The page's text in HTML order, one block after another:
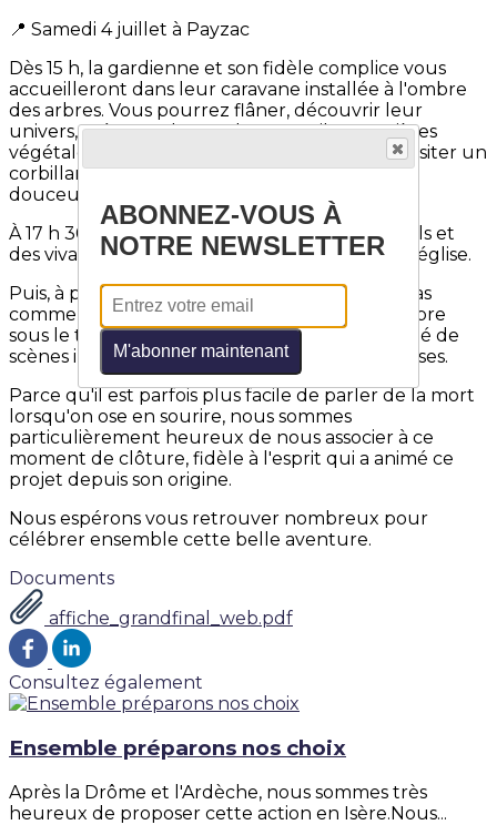
📍 Samedi 4 juillet à Payzac
Dès 15 h, la gardienne et son fidèle complice vous
accueilleront dans leur caravane installée à l'ombre
des arbres. Vous pourrez flâner, découvrir leur
univers, créer un dessus de cercueil en matières
végétales, customiser un cercueil en carton, visiter un
corbillard, partager un verre, déguster une
douceur… et vous laisser surprendre.
À 17 h 30, les chants polyphoniques des mortels et
des vivants résonneront dans la fraîcheur de l'église.
Puis, à partir de 18 h, place à une cérémonie pas
comme les autres : mise en bière, oraison funèbre
sous le tilleul, apéritif en fanfare, repas ponctué de
scènes inattendues… et de nombreuses surprises.
Parce qu'il est parfois plus facile de parler de la mort
lorsqu'on ose en sourire, nous sommes
particulièrement heureux de nous associer à ce
moment de clôture, fidèle à l'esprit qui a animé ce
projet depuis son origine.
Nous espérons vous retrouver nombreux pour
célébrer ensemble cette belle aventure.
Documents
affiche_grandfinal_web.pdf
Consultez également
Ensemble préparons nos choix
Après la Drôme et l'Ardèche, nous sommes très
heureux de proposer cette action en Isère.Nous...
ABONNEZ-VOUS À
NOTRE NEWSLETTER
M'abonner maintenant